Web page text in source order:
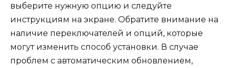
выберите нужную опцию и следуйте
инструкциям на экране. Обратите внимание на
наличие переключателей и опций, которые
могут изменить способ установки. В случае
проблем с автоматическим обновлением,